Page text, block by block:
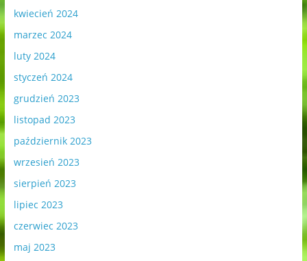
kwiecień 2024
marzec 2024
luty 2024
styczeń 2024
grudzień 2023
listopad 2023
październik 2023
wrzesień 2023
sierpień 2023
lipiec 2023
czerwiec 2023
maj 2023